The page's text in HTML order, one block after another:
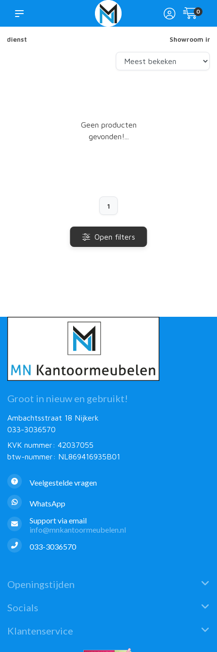
0
Geen producten
gevonden!...
1
Open filters
Groot in nieuw en gebruikt!
Ambachtsstraat 18 Nijkerk
033-3036570
KVK nummer: 42037055
btw-nummer: NL869416935B01
Veelgestelde vragen
WhatsApp
Support via email
info@mnkantoormeubelen.nl
033-3036570
Openingstijden
Socials
Klantenservice